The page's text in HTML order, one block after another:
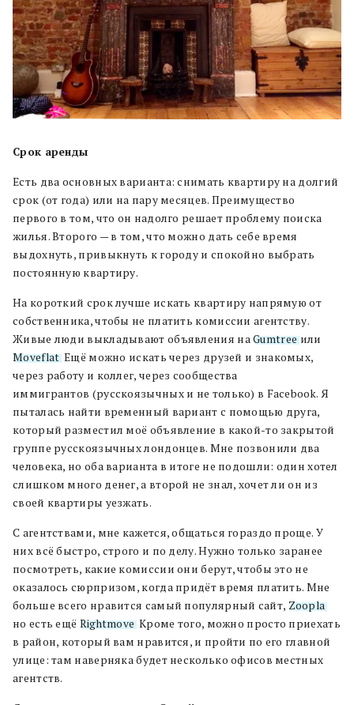
Срок аренды
Есть два основных варианта: снимать квартиру на долгий
срок (от года) или на пару месяцев. Преимущество
первого в том, что он надолго решает проблему поиска
жилья. Второго — в том, что можно дать себе время
выдохнуть, привыкнуть к городу и спокойно выбрать
постоянную квартиру.
На короткий срок лучше искать квартиру напрямую от
собственника, чтобы не платить комиссии агентству.
Живые люди выкладывают объявления наGumtreeили
Moveflat. Ещё можно искать через друзей и знакомых,
через работу и коллег, через сообщества
иммигрантов (русскоязычных и не только) в Facebook. Я
пыталась найти временный вариант с помощью друга,
который разместил моё объявление в какой-то закрытой
группе русскоязычных лондонцев. Мне позвонили два
человека, но оба варианта в итоге не подошли: один хотел
слишком много денег, а второй не знал, хочет ли он из
своей квартиры уезжать.
С агентствами, мне кажется, общаться гораздо проще. У
них всё быстро, строго и по делу. Нужно только заранее
посмотреть, какие комиссии они берут, чтобы это не
оказалось сюрпризом, когда придёт время платить. Мне
больше всего нравится самый популярный сайт, Zoopla,
но есть ещё Rightmove. Кроме того, можно просто приехать
в район, который вам нравится, и пройти по его главной
улице: там наверняка будет несколько офисов местных
агентств.